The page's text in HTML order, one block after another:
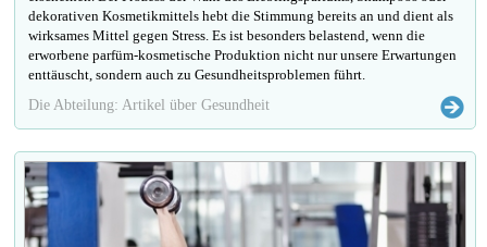
dekorativen Kosmetikmittels hebt die Stimmung bereits an und dient als
wirksames Mittel gegen Stress. Es ist besonders belastend, wenn die
erworbene parfüm-kosmetische Produktion nicht nur unsere Erwartungen
enttäuscht, sondern auch zu Gesundheitsproblemen führt.
Die Abteilung: Artikel über Gesundheit